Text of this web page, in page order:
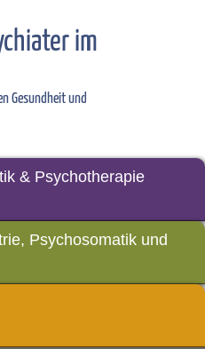
im
Gesundheit und
& Psychotherapie
Psychosomatik und